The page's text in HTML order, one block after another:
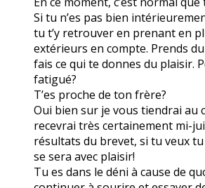
Si tu n’es pas bien
tu t’y retrouver en prenant en
extérieurs en compte. Prends
fais ce qui te donnes du plaisir.
fatigué?
T’es proche de ton frère?
Oui bien sur je vous tiendrai au
recevrai très certainement mi-
résultats du brevet, si tu veux
se sera avec plaisir!
Tu es dans le déni à cause de